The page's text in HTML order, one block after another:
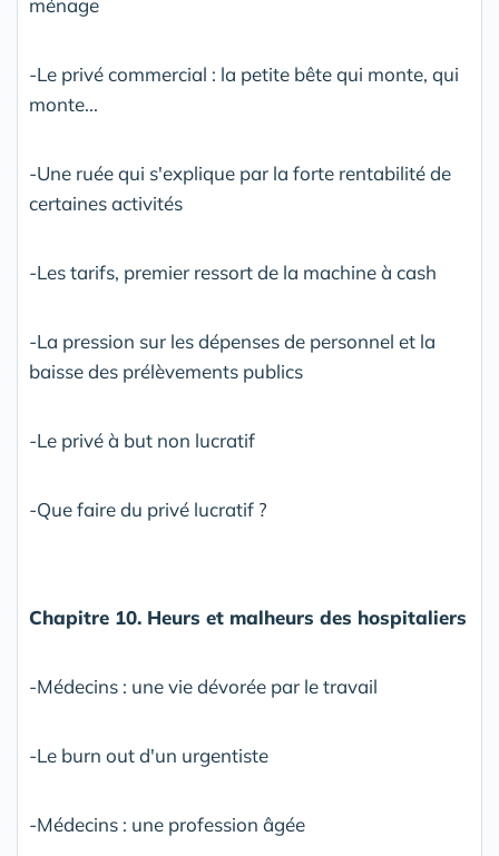
ménage
-Le privé commercial : la petite bête qui monte, qui
monte...
-Une ruée qui s'explique par la forte rentabilité de
certaines activités
-Les tarifs, premier ressort de la machine à cash
-La pression sur les dépenses de personnel et la
baisse des prélèvements publics
-Le privé à but non lucratif
-Que faire du privé lucratif ?
Chapitre 10. Heurs et malheurs des hospitaliers
-Médecins : une vie dévorée par le travail
-Le burn out d'un urgentiste
-Médecins : une profession âgée